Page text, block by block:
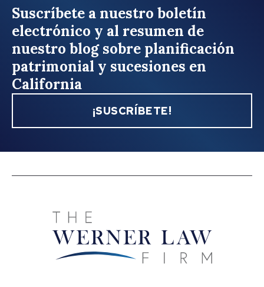
Suscríbete a nuestro boletín
electrónico y al resumen de
nuestro blog sobre planificación
patrimonial y sucesiones en
California
¡SUSCRÍBETE!